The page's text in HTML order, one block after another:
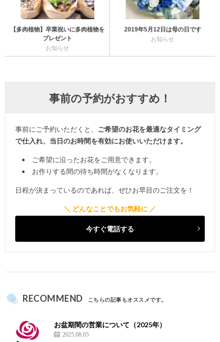
【多肉植物】卒業祝いに多肉植物を
プレゼント
お知らせ
2019年5月12日は母の日です
お知らせ
事前の予約がおすすめ！
事前にご予約いただくと、 ご希望のお花を最適なタイミング
で仕入れ、当日のお時間を有効にお使いいただけます。
ご希望に沿ったお花をご用意できます。
お作りする間の待ち時間がなくなります。
日程が決まっているのであれば、ぜひお早目のご注文を！
今すぐ電話する
RECOMMEND こちらの記事もオススメです。
お盆期間の営業について（2025年）
2025.08.05